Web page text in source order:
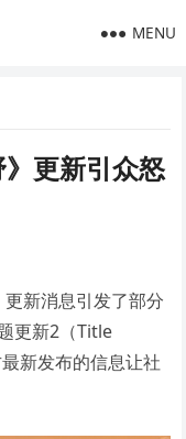
MENU
更新引众怒
新消息引发了部分
更新2（Title
新发布的信息让社